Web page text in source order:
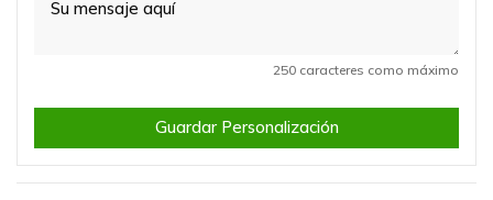
250 caracteres como máximo
Guardar Personalización